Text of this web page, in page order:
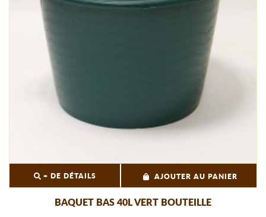
+ DE DÉTAILS AJOUTER AU PANIER
BAQUET BAS 40L VERT BOUTEILLE